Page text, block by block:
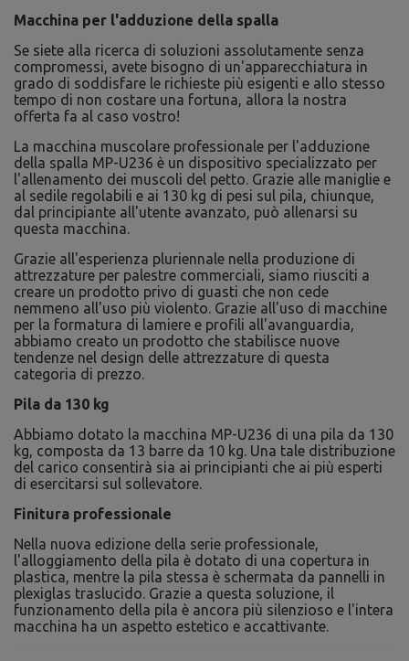
Macchina per l'adduzione della spalla
Se siete alla ricerca di soluzioni assolutamente senza
compromessi, avete bisogno di un'apparecchiatura in
grado di soddisfare le richieste più esigenti e allo stesso
tempo di non costare una fortuna, allora la nostra
offerta fa al caso vostro!
La macchina muscolare professionale per l'adduzione
della spalla MP-U236 è un dispositivo specializzato per
l'allenamento dei muscoli del petto. Grazie alle maniglie e
al sedile regolabili e ai 130 kg di pesi sul pila, chiunque,
dal principiante all'utente avanzato, può allenarsi su
questa macchina.
Grazie all'esperienza pluriennale nella produzione di
attrezzature per palestre commerciali, siamo riusciti a
creare un prodotto privo di guasti che non cede
nemmeno all'uso più violento. Grazie all'uso di macchine
per la formatura di lamiere e profili all'avanguardia,
abbiamo creato un prodotto che stabilisce nuove
tendenze nel design delle attrezzature di questa
categoria di prezzo.
Pila da 130 kg
Abbiamo dotato la macchina MP-U236 di una pila da 130
kg, composta da 13 barre da 10 kg. Una tale distribuzione
del carico consentirà sia ai principianti che ai più esperti
di esercitarsi sul sollevatore.
Finitura professionale
Nella nuova edizione della serie professionale,
l'alloggiamento della pila è dotato di una copertura in
plastica, mentre la pila stessa è schermata da pannelli in
plexiglas traslucido. Grazie a questa soluzione, il
funzionamento della pila è ancora più silenzioso e l'intera
macchina ha un aspetto estetico e accattivante.